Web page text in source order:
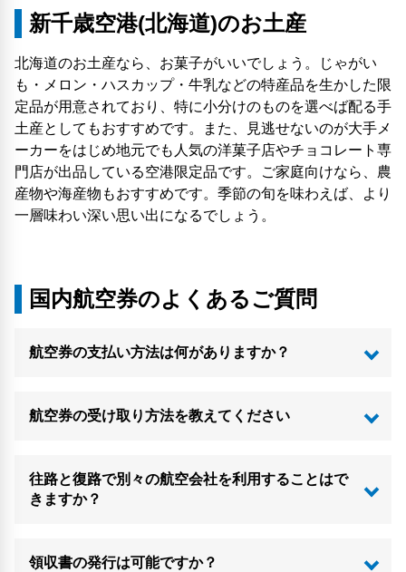
新千歳空港(北海道)のお土産
北海道のお土産なら、お菓子がいいでしょう。じゃがい
も・メロン・ハスカップ・牛乳などの特産品を生かした限
定品が用意されており、特に小分けのものを選べば配る手
土産としてもおすすめです。また、見逃せないのが大手メ
ーカーをはじめ地元でも人気の洋菓子店やチョコレート専
門店が出品している空港限定品です。ご家庭向けなら、農
産物や海産物もおすすめです。季節の旬を味わえば、より
一層味わい深い思い出になるでしょう。
国内航空券のよくあるご質問
航空券の支払い方法は何がありますか？
航空券の受け取り方法を教えてください
往路と復路で別々の航空会社を利用することはで
きますか？
領収書の発行は可能ですか？